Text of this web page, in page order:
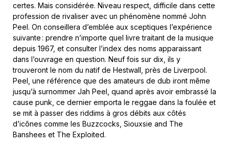
certes. Mais considérée. Niveau respect, difficile dans cette
profession de rivaliser avec un phénomène nommé John
Peel. On conseillera d’emblée aux sceptiques l’expérience
suivante : prendre n’importe quel livre traitant de la musique
depuis 1967, et consulter l’index des noms apparaissant
dans l’ouvrage en question. Neuf fois sur dix, ils y
trouveront le nom du natif de Hestwall, près de Liverpool.
Peel, une référence que des amateurs de dub iront même
jusqu’à surnommer Jah Peel, quand après avoir embrassé la
cause punk, ce dernier emporta le reggae dans la foulée et
se mit à passer des riddims à gros débits aux côtés
d’icônes comme les Buzzcocks, Siouxsie and The
Banshees et The Exploited.